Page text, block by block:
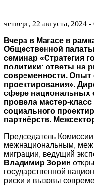
четверг, 22 августа, 2024 -
Вчера в Магасе в
Общественной
семинар «Стратегия
политики: ответы на
современности. Опыт
проектирования».
сфере национальных
провела мастер-
социального
партнёрств.
Председатель
межнациональным,
миграции, ведущий
Владимир Зорин
государственной
риски и вызовы